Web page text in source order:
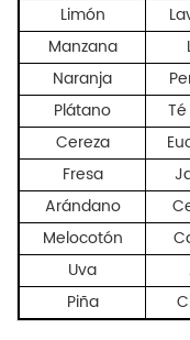
Limón
Manzana
Naranja
Plátano
Cereza
Fresa
Arándano
Melocotón
Uva
Piña